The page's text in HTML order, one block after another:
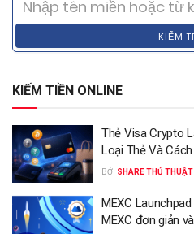
KIỂM
KIẾM TIỀN ONLINE
Thẻ Visa Crypto
Loại Thẻ Và
BỞI SHARE THỦ THUẬT
MEXC
MEXC đơn giản